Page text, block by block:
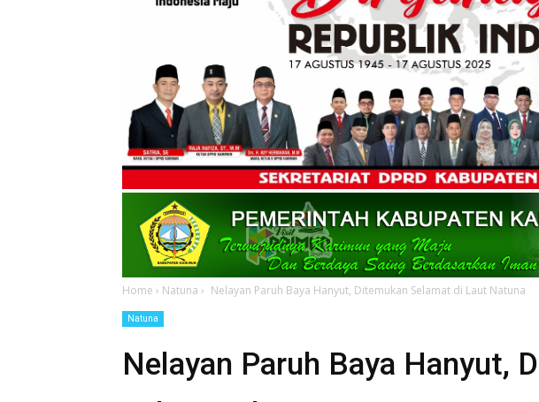
Home › Natuna › Nelayan Paruh Baya Hanyut, Ditemukan Selamat di Laut Natuna
Natuna
Nelayan Paruh Baya Hanyut,